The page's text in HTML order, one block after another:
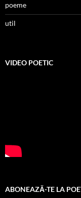
poeme
util
VIDEO POETIC
ABONEAZĂ-TE LA